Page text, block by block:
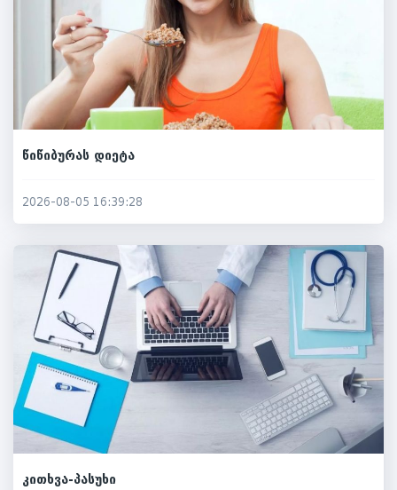
წიწიბურას დიეტა
2026-08-05 16:39:28
კითხვა-პასუხი